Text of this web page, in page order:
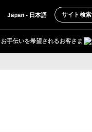
Japan - 日本語 サイト検索
お手伝いを希望されるお客さま